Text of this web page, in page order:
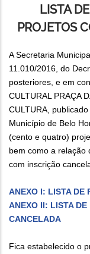
LISTA
PROJETOS
A Secretaria
11.010/2016, do
posteriores, e em
CULTURAL PRAÇA
CULTURA,
Município de Belo
(cento e quatro)
bem como a relação
com inscrição
ANEXO I: LISTA DE
ANEXO II: LISTA
CANCELADA
Fica estabelecido o